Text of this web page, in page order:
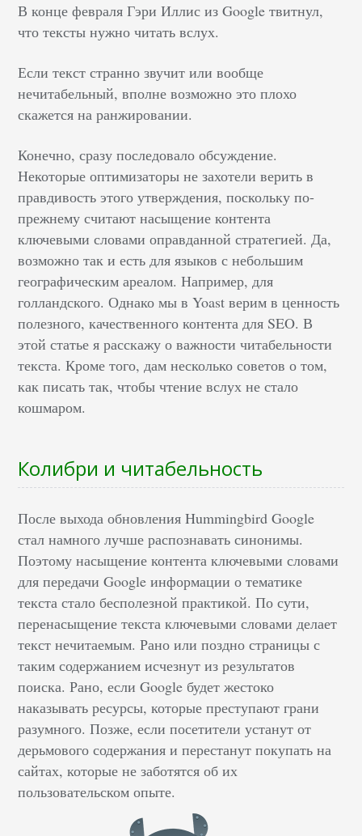
В конце февраля Гэри Иллис из Google твитнул,
что тексты нужно читать вслух.
Если текст странно звучит или вообще
нечитабельный, вполне возможно это плохо
скажется на ранжировании.
Конечно, сразу последовало обсуждение.
Некоторые оптимизаторы не захотели верить в
правдивость этого утверждения, поскольку по-
прежнему считают насыщение контента
ключевыми словами оправданной стратегией. Да,
возможно так и есть для языков с небольшим
географическим ареалом. Например, для
голландского. Однако мы в Yoast верим в ценность
полезного, качественного контента для SEO. В
этой статье я расскажу о важности читабельности
текста. Кроме того, дам несколько советов о том,
как писать так, чтобы чтение вслух не стало
кошмаром.
Колибри и читабельность
После выхода обновления Hummingbird Google
стал намного лучше распознавать синонимы.
Поэтому насыщение контента ключевыми словами
для передачи Google информации о тематике
текста стало бесполезной практикой. По сути,
перенасыщение текста ключевыми словами делает
текст нечитаемым. Рано или поздно страницы с
таким содержанием исчезнут из результатов
поиска. Рано, если Google будет жестоко
наказывать ресурсы, которые преступают грани
разумного. Позже, если посетители устанут от
дерьмового содержания и перестанут покупать на
сайтах, которые не заботятся об их
пользовательском опыте.